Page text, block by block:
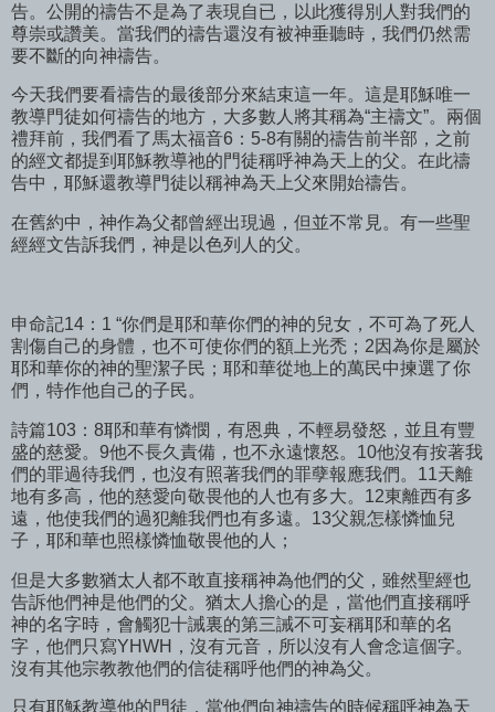
告。公開的禱告不是為了表現自已，以此獲得別人對我們的
尊崇或讚美。當我們的禱告還沒有被神垂聽時，我們仍然需
要不斷的向神禱告。
今天我們要看禱告的最後部分來結束這一年。這是耶穌唯一
教導門徒如何禱告的地方，大多數人將其稱為“主禱文”。兩個
禮拜前，我們看了馬太福音6：5-8有關的禱告前半部，之前
的經文都提到耶穌教導祂的門徒稱呼神為天上的父。在此禱
告中，耶穌還教導門徒以稱神為天上父來開始禱告。
在舊約中，神作為父都曾經出現過，但並不常見。有一些聖
經經文告訴我們，神是以色列人的父。
申命記14：1 “你們是耶和華你們的神的兒女，不可為了死人
割傷自己的身體，也不可使你們的額上光禿；2因為你是屬於
耶和華你的神的聖潔子民；耶和華從地上的萬民中揀選了你
們，特作他自己的子民。
詩篇103：8耶和華有憐憫，有恩典，不輕易發怒，並且有豐
盛的慈愛。9他不長久責備，也不永遠懷怒。10他沒有按著我
們的罪過待我們，也沒有照著我們的罪孽報應我們。11天離
地有多高，他的慈愛向敬畏他的人也有多大。12東離西有多
遠，他使我們的過犯離我們也有多遠。13父親怎樣憐恤兒
子，耶和華也照樣憐恤敬畏他的人；
但是大多數猶太人都不敢直接稱神為他們的父，雖然聖經也
告訴他們神是他們的父。猶太人擔心的是，當他們直接稱呼
神的名字時，會觸犯十誡裏的第三誡不可妄稱耶和華的名
字，他們只寫YHWH，沒有元音，所以沒有人會念這個字。
沒有其他宗教教他們的信徒稱呼他們的神為父。
只有耶穌教導他的門徒，當他們向神禱告的時候稱呼神為天